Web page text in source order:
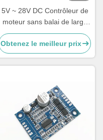
5V ~ 28V DC Contrôleur de
moteur sans balai de large
portée de tension 5A Plaque
de pilotage pour moteur
BLDC sans hall
Obtenez le meilleur prix